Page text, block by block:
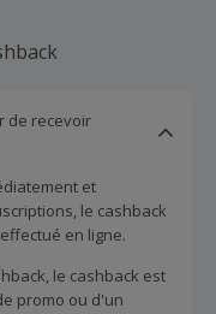
de recevoir
et
le cashback
en ligne.
le cashback est
promo ou d'un